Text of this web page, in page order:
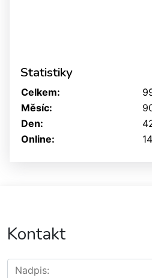
Statistiky
Online: 14
Celkem:
Měsíc:
Den:
Kontakt